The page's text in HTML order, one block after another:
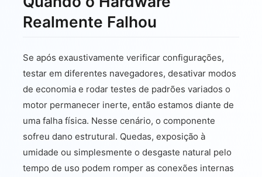
Realmente Falhou
Se após exaustivamente verificar configurações,
testar em diferentes navegadores, desativar modos
de economia e rodar testes de padrões variados o
motor permanecer inerte, então estamos diante de
uma falha física. Nesse cenário, o componente
sofreu dano estrutural. Quedas, exposição à
umidade ou simplesmente o desgaste natural pelo
tempo de uso podem romper as conexões internas